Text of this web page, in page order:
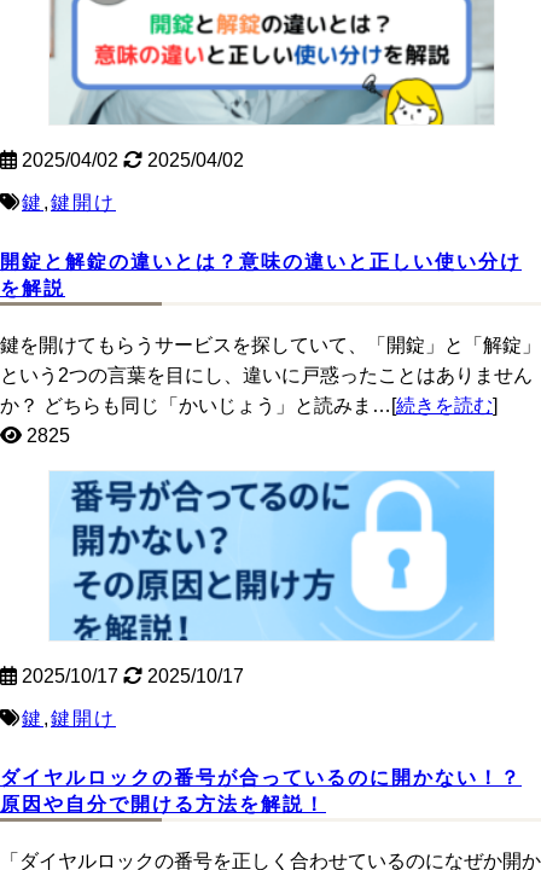
2025/04/02 2025/04/02
鍵 ,鍵開け
開錠と解錠の違いとは？意味の違いと正しい使い分け
を解説
鍵を開けてもらうサービスを探していて、「開錠」と「解錠」
という2つの言葉を目にし、違いに戸惑ったことはありません
か？ どちらも同じ「かいじょう」と読みま…[続きを読む]
2825
2025/10/17 2025/10/17
鍵 ,鍵開け
ダイヤルロックの番号が合っているのに開かない！？
原因や自分で開ける方法を解説！
「ダイヤルロックの番号を正しく合わせているのになぜか開か